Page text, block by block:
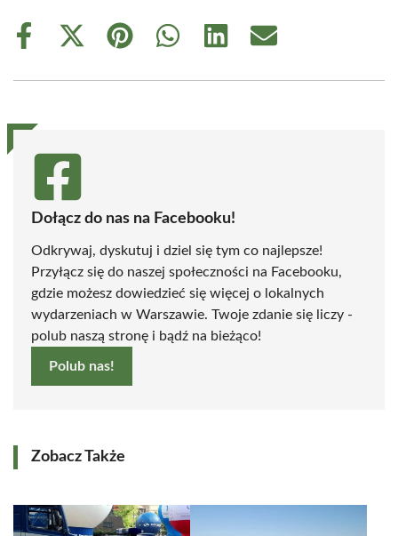
Share
Share
(Twitter)
Share
Share
Share
Share
Dołącz do nas na Facebooku!
Odkrywaj, dyskutuj i dziel się tym co najlepsze!
Przyłącz się do naszej społeczności na Facebooku,
gdzie możesz dowiedzieć się więcej o lokalnych
wydarzeniach w Warszawie. Twoje zdanie się liczy -
polub naszą stronę i bądź na bieżąco!
Polub nas!
Zobacz Także